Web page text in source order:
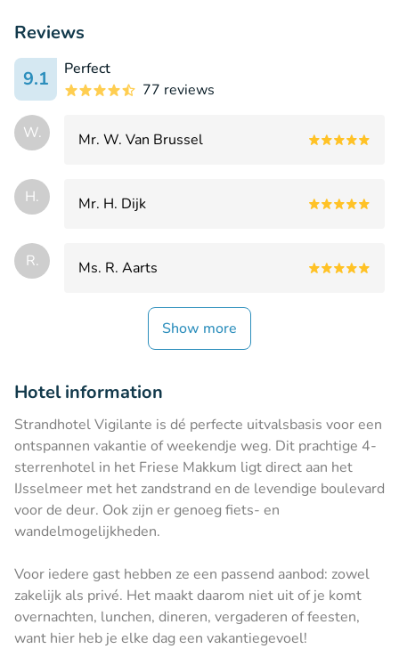
Reviews
9.1
Perfect
77 reviews
W. Mr. W. Van Brussel
H. Mr. H. Dijk
R. Ms. R. Aarts
Show more
Hotel information
Strandhotel Vigilante is dé perfecte uitvalsbasis voor een
ontspannen vakantie of weekendje weg. Dit prachtige 4-
sterrenhotel in het Friese Makkum ligt direct aan het
IJsselmeer met het zandstrand en de levendige boulevard
voor de deur. Ook zijn er genoeg fiets- en
wandelmogelijkheden.
Voor iedere gast hebben ze een passend aanbod: zowel
zakelijk als privé. Het maakt daarom niet uit of je komt
overnachten, lunchen, dineren, vergaderen of feesten,
want hier heb je elke dag een vakantiegevoel!